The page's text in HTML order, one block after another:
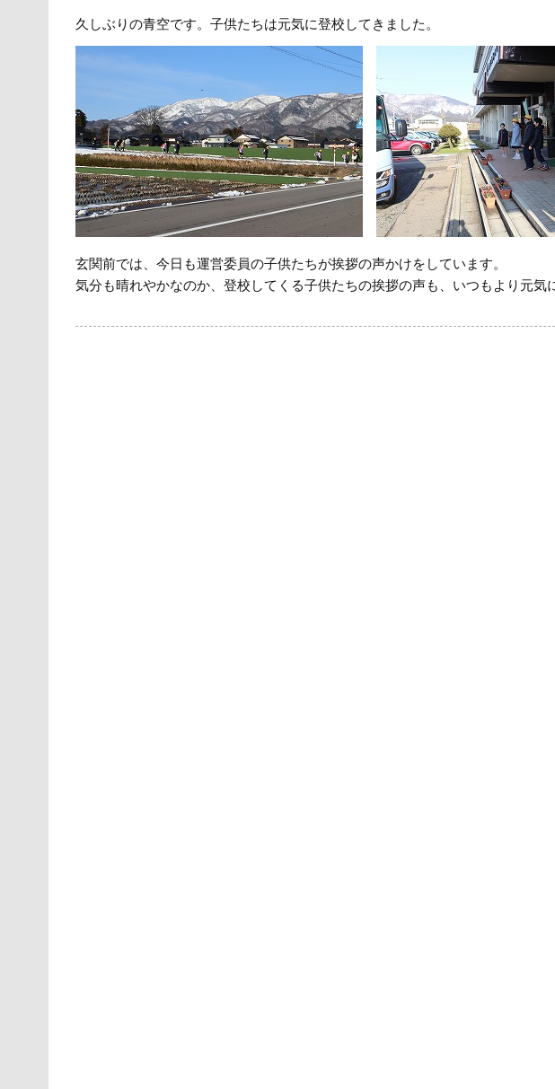
久しぶりの青空です。子供たちは元気に登校してきました。
玄関前では、今日も運営委員の子供たちが挨拶の声かけをしています。
気分も晴れやかなのか、登校してくる子供たちの挨拶の声も、いつもより元気